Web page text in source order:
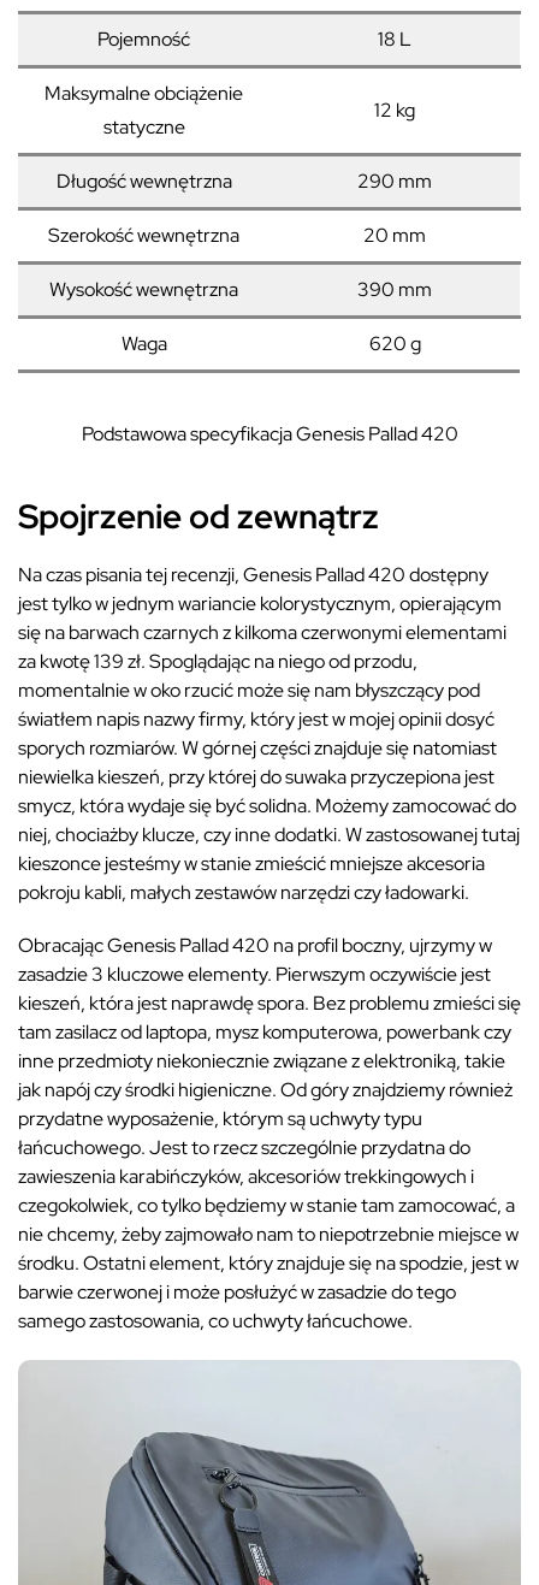
Pojemność 18 L
Maksymalne obciążenie
statyczne
12 kg
Długość wewnętrzna 290 mm
Szerokość wewnętrzna 20 mm
Wysokość wewnętrzna 390 mm
Waga 620 g
Podstawowa specyfikacja Genesis Pallad 420
Spojrzenie od zewnątrz
Na czas pisania tej recenzji, Genesis Pallad 420 dostępny
jest tylko w jednym wariancie kolorystycznym, opierającym
się na barwach czarnych z kilkoma czerwonymi elementami
za kwotę 139 zł. Spoglądając na niego od przodu,
momentalnie w oko rzucić może się nam błyszczący pod
światłem napis nazwy firmy, który jest w mojej opinii dosyć
sporych rozmiarów. W górnej części znajduje się natomiast
niewielka kieszeń, przy której do suwaka przyczepiona jest
smycz, która wydaje się być solidna. Możemy zamocować do
niej, chociażby klucze, czy inne dodatki. W zastosowanej tutaj
kieszonce jesteśmy w stanie zmieścić mniejsze akcesoria
pokroju kabli, małych zestawów narzędzi czy ładowarki.
Obracając Genesis Pallad 420 na profil boczny, ujrzymy w
zasadzie 3 kluczowe elementy. Pierwszym oczywiście jest
kieszeń, która jest naprawdę spora. Bez problemu zmieści się
tam zasilacz od laptopa, mysz komputerowa, powerbank czy
inne przedmioty niekoniecznie związane z elektroniką, takie
jak napój czy środki higieniczne. Od góry znajdziemy również
przydatne wyposażenie, którym są uchwyty typu
łańcuchowego. Jest to rzecz szczególnie przydatna do
zawieszenia karabińczyków, akcesoriów trekkingowych i
czegokolwiek, co tylko będziemy w stanie tam zamocować, a
nie chcemy, żeby zajmowało nam to niepotrzebnie miejsce w
środku. Ostatni element, który znajduje się na spodzie, jest w
barwie czerwonej i może posłużyć w zasadzie do tego
samego zastosowania, co uchwyty łańcuchowe.